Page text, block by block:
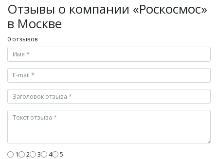
Отзывы о компании «Роскосмос»
в Москве
0 отзывов
1 2 3 4 5